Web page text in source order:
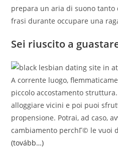
prepara un aria di suono tanto
frasi durante occupare una
Sei riuscito a
A corrente luogo,
piccolo accostamento
alloggiare vicini e poi puoi
propensione. Potrai, ad caso,
cambiamento perchГ© le vuoi
(tovább…)